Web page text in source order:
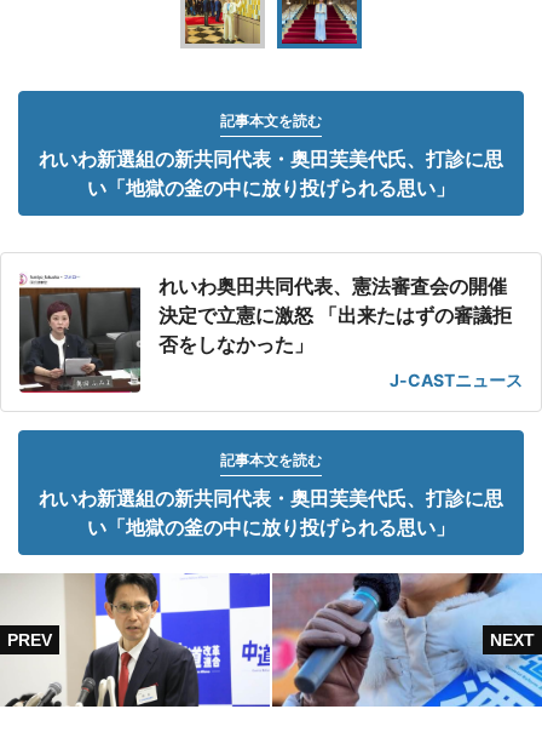
記事本文を読む
れいわ新選組の新共同代表・奥田芙美代氏、打診に思
い「地獄の釜の中に放り投げられる思い」
れいわ奥田共同代表、憲法審査会の開催
決定で立憲に激怒 「出来たはずの審議拒
否をしなかった」
J-CASTニュース
記事本文を読む
れいわ新選組の新共同代表・奥田芙美代氏、打診に思
い「地獄の釜の中に放り投げられる思い」